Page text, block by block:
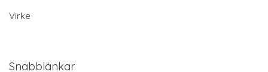
Virke
Snabblänkar